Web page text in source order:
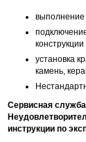
выполнение
установка
камень,
Сервисная
инструкции по